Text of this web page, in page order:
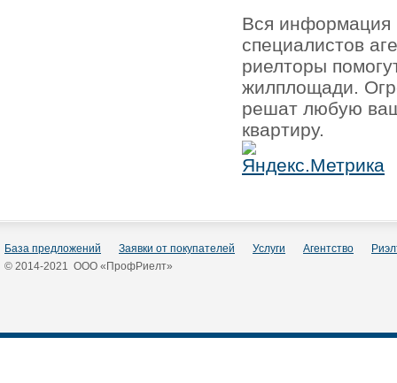
Вся информация
специалистов
риелторы
жилплощади.
решат любую
квартиру.
База предложений Заявки от покупателей Услуги Агентство
© 2014-2021 ООО «ПрофРиелт»